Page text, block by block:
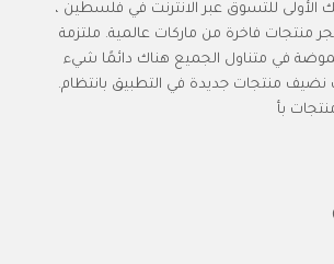
الأولى للتسوق عبر الانترنت في فلسطين ،
منتجات فاخرة من ماركات عالمية. ملتزمة
في متناول الجميع هناك دائمًا شيء
نضيف منتجات جديدة في التطبيق بانتظام.
بأ